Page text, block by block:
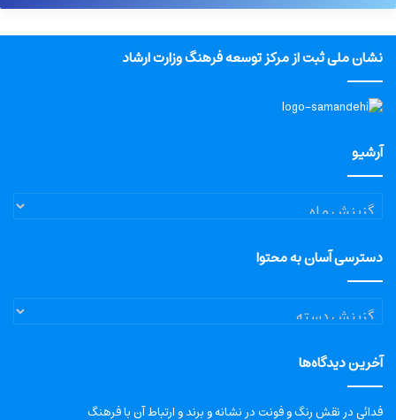
نشان ملی ثبت از مرکز توسعه فرهنگ وزارت ارشاد
آرشیو
آرشیو
دسترسی آسان به محتوا
دسترسی
آسان
محتوا
آخرین دیدگاه‌ها
فدائیدرنقش رنگ و فونت در نشانه و برند و ارتباط آن با فرهنگ